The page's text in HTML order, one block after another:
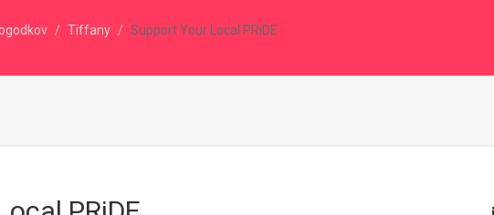
Tiffany Support Your Local PRiDE